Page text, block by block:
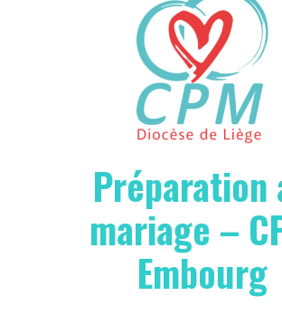
Préparation
mariage –
Embourg